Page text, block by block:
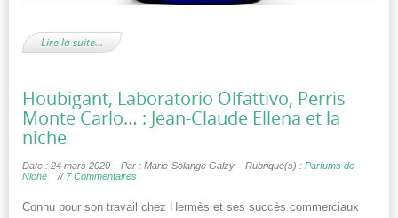
Lire la suite…
Houbigant, Laboratorio Olfattivo, Perris
Monte Carlo… : Jean-Claude Ellena et la
niche
Date : 24 mars 2020 Par : Marie-Solange Galzy Rubrique(s) : Parfums de
Niche
// 7 Commentaires
Connu pour son travail chez Hermès et ses succès commerciaux